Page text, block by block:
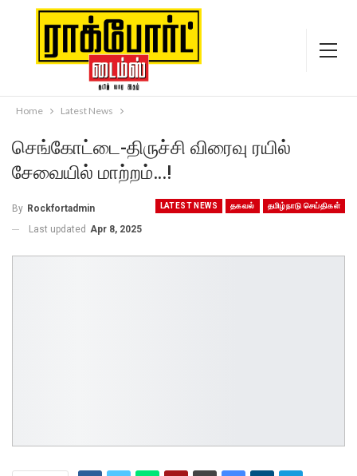
Home Latest News
செங்கோட்டை-திருச்சி விரைவு ரயில்
சேவையில் மாற்றம்…!
LATEST NEWS தகவல் தமிழ்நாடு செய்திகள்
By Rockfortadmin
Last updated Apr 8, 2025